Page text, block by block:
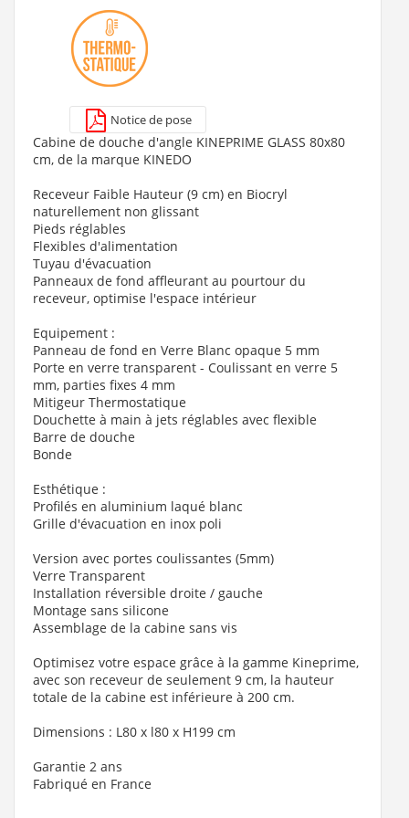
Notice de pose
Cabine de douche d'angle KINEPRIME GLASS 80x80
cm, de la marque KINEDO
Receveur Faible Hauteur (9 cm) en Biocryl
naturellement non glissant
Pieds réglables
Flexibles d'alimentation
Tuyau d'évacuation
Panneaux de fond affleurant au pourtour du
receveur, optimise l'espace intérieur
Equipement :
Panneau de fond en Verre Blanc opaque 5 mm
Porte en verre transparent - Coulissant en verre 5
mm, parties fixes 4 mm
Mitigeur Thermostatique
Douchette à main à jets réglables avec flexible
Barre de douche
Bonde
Esthétique :
Profilés en aluminium laqué blanc
Grille d'évacuation en inox poli
Version avec portes coulissantes (5mm)
Verre Transparent
Installation réversible droite / gauche
Montage sans silicone
Assemblage de la cabine sans vis
Optimisez votre espace grâce à la gamme Kineprime,
avec son receveur de seulement 9 cm, la hauteur
totale de la cabine est inférieure à 200 cm.
Dimensions : L80 x l80 x H199 cm
Garantie 2 ans
Fabriqué en France